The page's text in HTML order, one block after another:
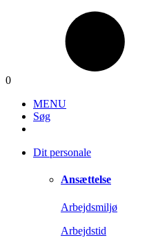
0
MENU
Søg
Dit personale
Ansættelse
Arbejdsmiljø
Arbejdstid